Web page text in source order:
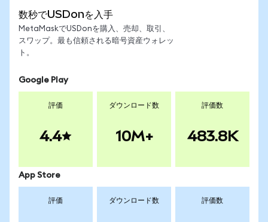
数秒でUSDonを入手
MetaMaskでUSDonを購入、売却、取引、
スワップ。最も信頼される暗号資産ウォレッ
ト。
Google Play
評価
4.4
ダウンロード数
10M+
評価数
483.8K
App Store
評価 ダウンロード数 評価数